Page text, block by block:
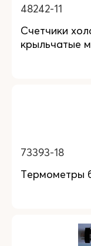
48242-11
Счетчики
крыльчатые
73393-18
Термометры